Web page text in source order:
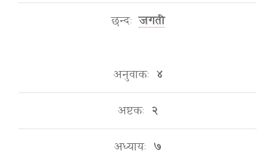
छन्दः जगती
अनुवाकः ४
अष्टकः २
अध्यायः ७